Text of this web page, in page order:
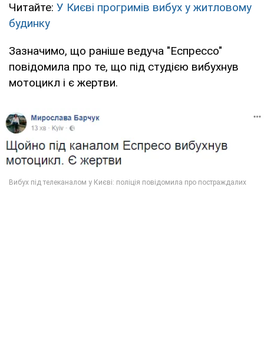
Читайте: У Києві прогримів вибух у житловому
будинку
Зазначимо, що раніше ведуча "Еспрессо"
повідомила про те, що під студією вибухнув
мотоцикл і є жертви.